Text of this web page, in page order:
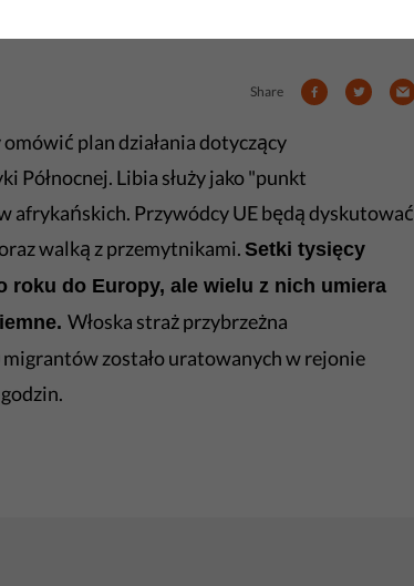
Share
plan działania dotyczący
Północnej. Libia służy jako "punkt
Przywódcy UE będą dyskutować
walką z przemytnikami.Setki tysięcy
do Europy, ale wielu z nich umiera
Włoska straż przybrzeżna
zostało uratowanych w rejonie